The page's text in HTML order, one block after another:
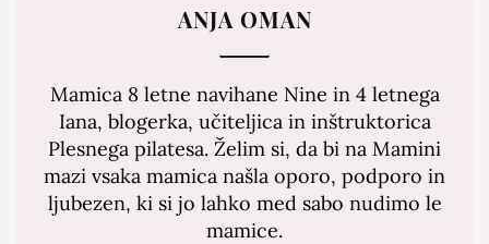
ANJA OMAN
Mamica 8 letne navihane Nine in 4 letnega
Iana, blogerka, učiteljica in inštruktorica
Plesnega pilatesa. Želim si, da bi na Mamini
mazi vsaka mamica našla oporo, podporo in
ljubezen, ki si jo lahko med sabo nudimo le
mamice.